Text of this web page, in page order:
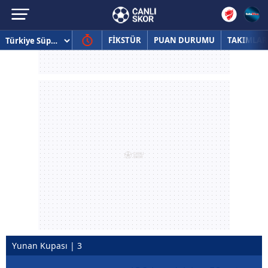
FİKSTÜR PUAN DURUMU TAKIMLAR
Yunan Kupası | 3